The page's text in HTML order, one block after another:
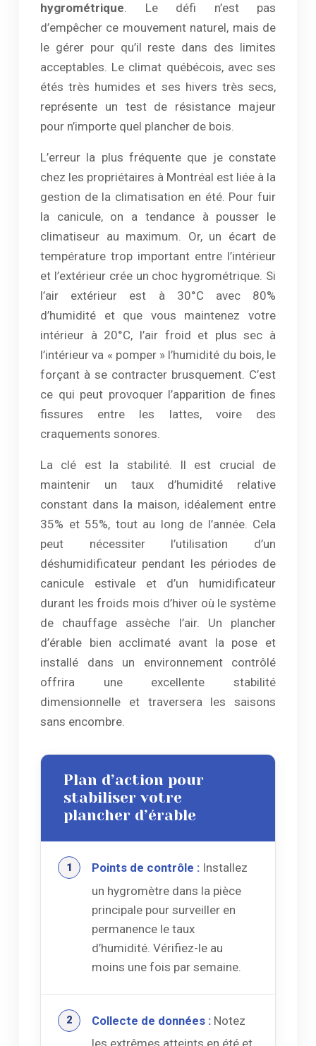
hygrométrique. Le défi n’est pas
d’empêcher ce mouvement naturel, mais de
le gérer pour qu’il reste dans des limites
acceptables. Le climat québécois, avec ses
étés très humides et ses hivers très secs,
représente un test de résistance majeur
pour n’importe quel plancher de bois.
L’erreur la plus fréquente que je constate
chez les propriétaires à Montréal est liée à la
gestion de la climatisation en été. Pour fuir
la canicule, on a tendance à pousser le
climatiseur au maximum. Or, un écart de
température trop important entre l’intérieur
et l’extérieur crée un choc hygrométrique. Si
l’air extérieur est à 30°C avec 80%
d’humidité et que vous maintenez votre
intérieur à 20°C, l’air froid et plus sec à
l’intérieur va « pomper » l’humidité du bois, le
forçant à se contracter brusquement. C’est
ce qui peut provoquer l’apparition de fines
fissures entre les lattes, voire des
craquements sonores.
La clé est la stabilité. Il est crucial de
maintenir un taux d’humidité relative
constant dans la maison, idéalement entre
35% et 55%, tout au long de l’année. Cela
peut nécessiter l’utilisation d’un
déshumidificateur pendant les périodes de
canicule estivale et d’un humidificateur
durant les froids mois d’hiver où le système
de chauffage assèche l’air. Un plancher
d’érable bien acclimaté avant la pose et
installé dans un environnement contrôlé
offrira une excellente stabilité
dimensionnelle et traversera les saisons
sans encombre.
Plan d’action pour
stabiliser votre
plancher d’érable
Points de contrôle : Installez
un hygromètre dans la pièce
principale pour surveiller en
permanence le taux
d’humidité. Vérifiez-le au
moins une fois par semaine.
Collecte de données : Notez